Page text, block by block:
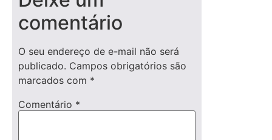
comentário
O seu endereço de e-mail não será
publicado. Campos obrigatórios são
marcados com *
Comentário *